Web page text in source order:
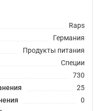
Raps
Германия
Продукты питания
Специи
730
25
0